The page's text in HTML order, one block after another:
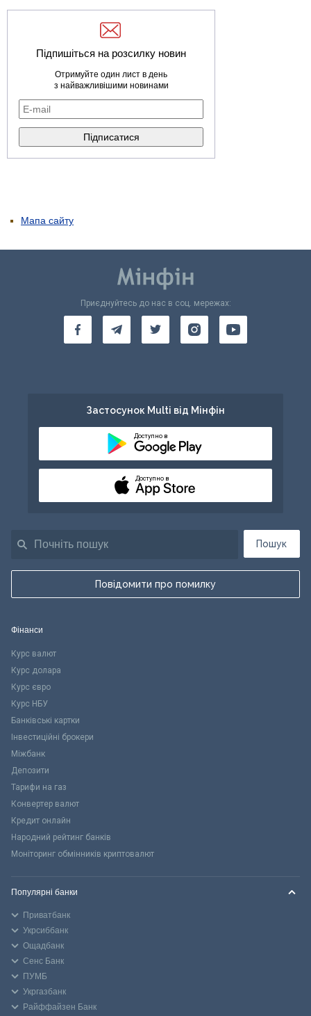
Підпишіться на розсилку новин
Отримуйте один лист в день
з найважливішими новинами
Мапа сайту
Пошук
Повідомити про помилку
Приєднуйтесь до нас в соц. мережах:
Застосунок Multi від Мінфін
Доступно в
Доступно в
Фінанси
Курс валют
Курс долара
Курс євро
Курс НБУ
Банківські картки
Інвестиційні брокери
Міжбанк
Депозити
Тарифи на газ
Конвертер валют
Кредит онлайн
Народний рейтинг банків
Моніторинг обмінників криптовалют
Популярні банки
Приватбанк
Укрсиббанк
Ощадбанк
Сенс Банк
ПУМБ
Укргазбанк
Райффайзен Банк